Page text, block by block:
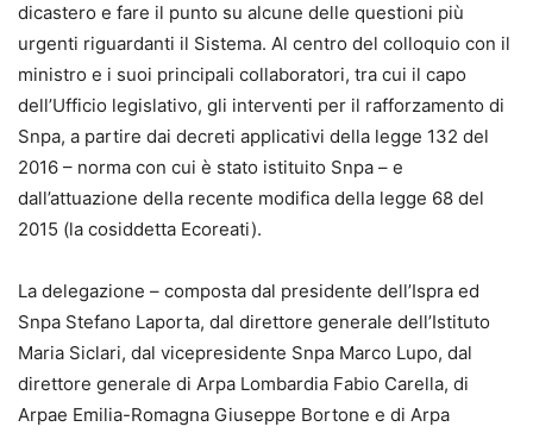
dicastero e fare il punto su alcune delle questioni più
urgenti riguardanti il Sistema. Al centro del colloquio con il
ministro e i suoi principali collaboratori, tra cui il capo
dell’Ufficio legislativo, gli interventi per il rafforzamento di
Snpa, a partire dai decreti applicativi della legge 132 del
2016 – norma con cui è stato istituito Snpa – e
dall’attuazione della recente modifica della legge 68 del
2015 (la cosiddetta Ecoreati).
La delegazione – composta dal presidente dell’Ispra ed
Snpa Stefano Laporta, dal direttore generale dell’Istituto
Maria Siclari, dal vicepresidente Snpa Marco Lupo, dal
direttore generale di Arpa Lombardia Fabio Carella, di
Arpae Emilia-Romagna Giuseppe Bortone e di Arpa